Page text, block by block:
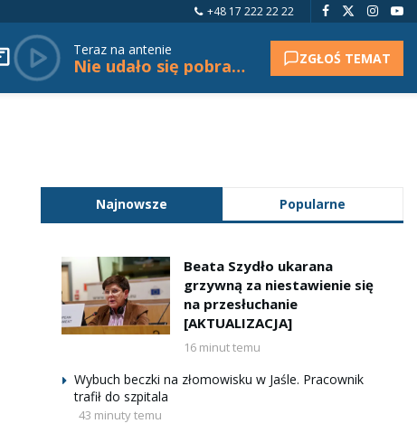
+48 17 222 22 22
Teraz na antenie
Nie udało się pobrać tytułu. ZGŁOŚ TEMAT
Najnowsze Popularne
Beata Szydło ukarana
grzywną za niestawienie się
na przesłuchanie
[AKTUALIZACJA]
16 minut temu
Wybuch beczki na złomowisku w Jaśle. Pracownik
trafił do szpitala
43 minuty temu